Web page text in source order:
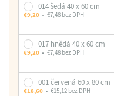
014 šedá 40 x 60 cm
€9,20
€7,48 bez DPH
017 hnědá 40 x 60 cm
€9,20
€7,48 bez DPH
001 červená 60 x 80 cm
€18,60
€15,12 bez DPH